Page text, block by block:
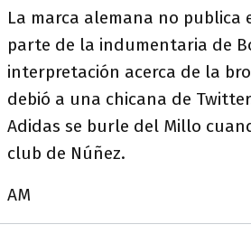
La marca alemana no publica
parte de la indumentaria de
interpretación acerca de la
debió a una chicana de
Adidas se burle del Millo
club de Núñez.
AM